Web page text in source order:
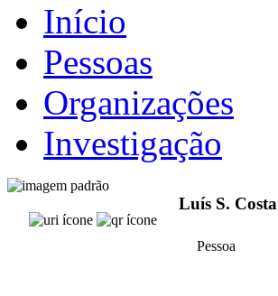
Início
Pessoas
Organizações
Investigação
Luís S. Costa
Pessoa